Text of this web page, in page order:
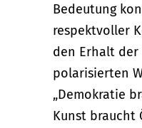
Bedeutung
respektvoller
den Erhalt
polarisierten
„Demokratie
Kunst braucht